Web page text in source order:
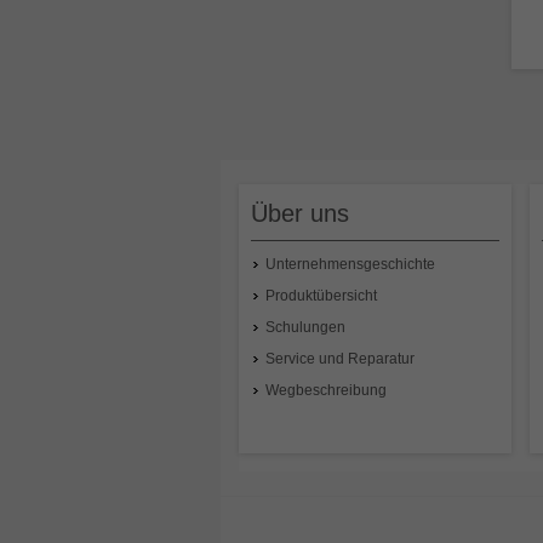
Über uns
Unternehmensgeschichte
Produktübersicht
Schulungen
Service und Reparatur
Wegbeschreibung